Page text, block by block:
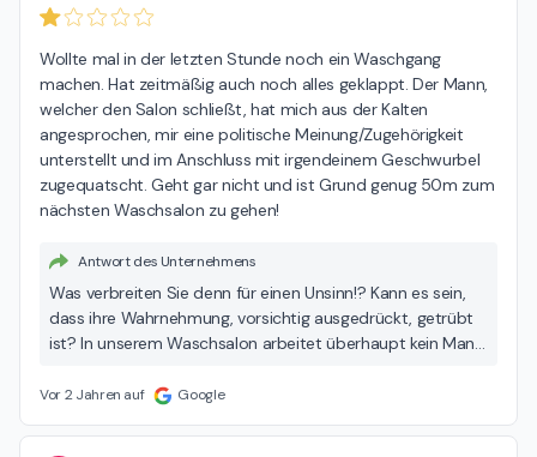
Wollte mal in der letzten Stunde noch ein Waschgang
machen. Hat zeitmäßig auch noch alles geklappt. Der Mann,
welcher den Salon schließt, hat mich aus der Kalten
angesprochen, mir eine politische Meinung/Zugehörigkeit
unterstellt und im Anschluss mit irgendeinem Geschwurbel
zugequatscht. Geht gar nicht und ist Grund genug 50m zum
nächsten Waschsalon zu gehen!
Antwort des Unternehmens
Was verbreiten Sie denn für einen Unsinn!? Kann es sein,
dass ihre Wahrnehmung, vorsichtig ausgedrückt, getrübt
ist? In unserem Waschsalon arbeitet überhaupt kein Mann.
Befindlichkeiten hier nichts zu suchen. Ausschließlich die
Vor 2 Jahren auf Google